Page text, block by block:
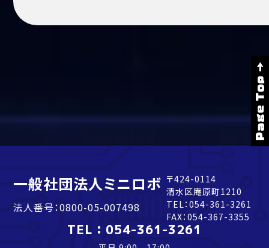
Page Top →
一般社団法人ミニロボ
法人番号：0800-05-007498
〒424-0114
清水区庵原町1210
TEL： 054-361-3261
FAX：054-367-3355
TEL： 054-361-3261